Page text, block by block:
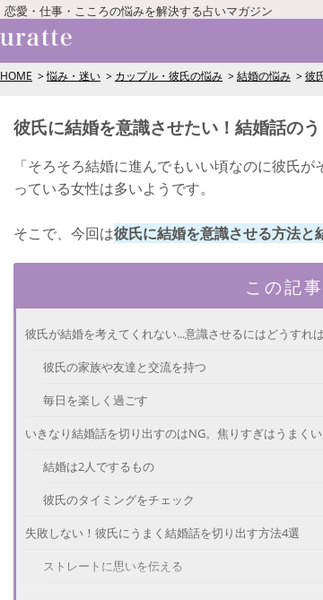
恋愛・仕事・こころの悩みを解決する占いマガジン
HOME 悩み・迷い カップル・彼氏の悩み 結婚の悩み 彼
彼氏に結婚を意識させたい！結婚話の
「そろそろ結婚に進んでもいい頃なのに彼氏
っている女性は多いようです。
そこで、今回は彼氏に結婚を意識させる方法と
この記
彼氏が結婚を考えてくれない...意識させるにはどうすれ
彼氏の家族や友達と交流を持つ
毎日を楽しく過ごす
いきなり結婚話を切り出すのはNG。焦りすぎはうまく
結婚は2人でするもの
彼氏のタイミングをチェック
失敗しない！彼氏にうまく結婚話を切り出す方法4選
ストレートに思いを伝える